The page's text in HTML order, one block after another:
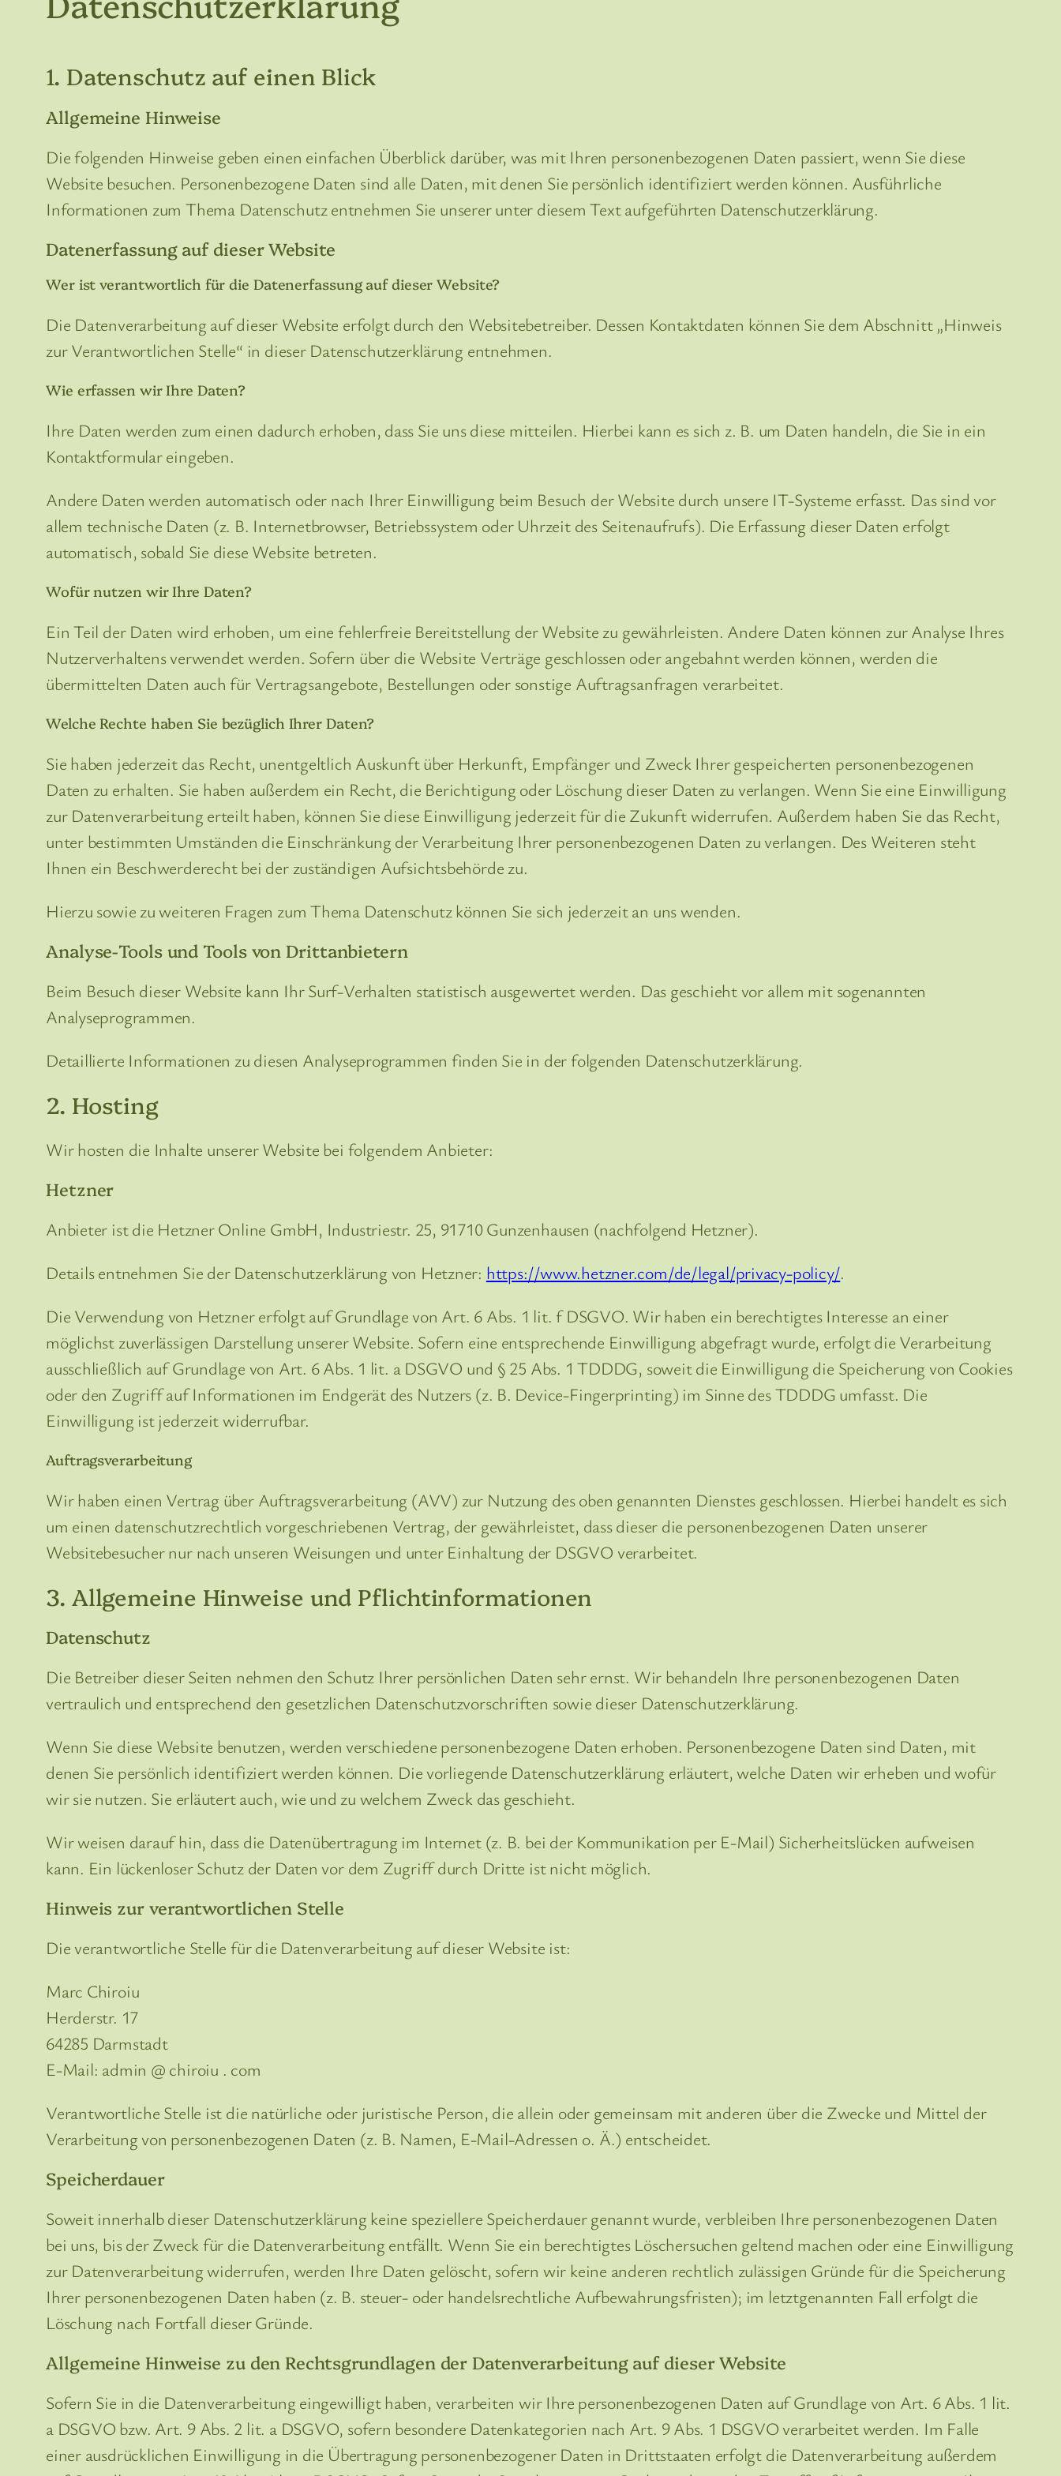
1. Datenschutz auf einen Blick
Allgemeine Hinweise
Die folgenden Hinweise geben einen einfachen Überblick darüber, was mit Ihren personenbezogenen Daten passiert, wenn Sie diese
Website besuchen. Personenbezogene Daten sind alle Daten, mit denen Sie persönlich identifiziert werden können. Ausführliche
Informationen zum Thema Datenschutz entnehmen Sie unserer unter diesem Text aufgeführten Datenschutzerklärung.
Datenerfassung auf dieser Website
Wer ist verantwortlich für die Datenerfassung auf dieser Website?
Die Datenverarbeitung auf dieser Website erfolgt durch den Websitebetreiber. Dessen Kontaktdaten können Sie dem Abschnitt „Hinweis
zur Verantwortlichen Stelle“ in dieser Datenschutzerklärung entnehmen.
Wie erfassen wir Ihre Daten?
Ihre Daten werden zum einen dadurch erhoben, dass Sie uns diese mitteilen. Hierbei kann es sich z. B. um Daten handeln, die Sie in ein
Kontaktformular eingeben.
Andere Daten werden automatisch oder nach Ihrer Einwilligung beim Besuch der Website durch unsere IT-Systeme erfasst. Das sind vor
allem technische Daten (z. B. Internetbrowser, Betriebssystem oder Uhrzeit des Seitenaufrufs). Die Erfassung dieser Daten erfolgt
automatisch, sobald Sie diese Website betreten.
Wofür nutzen wir Ihre Daten?
Ein Teil der Daten wird erhoben, um eine fehlerfreie Bereitstellung der Website zu gewährleisten. Andere Daten können zur Analyse Ihres
Nutzerverhaltens verwendet werden. Sofern über die Website Verträge geschlossen oder angebahnt werden können, werden die
übermittelten Daten auch für Vertragsangebote, Bestellungen oder sonstige Auftragsanfragen verarbeitet.
Welche Rechte haben Sie bezüglich Ihrer Daten?
Sie haben jederzeit das Recht, unentgeltlich Auskunft über Herkunft, Empfänger und Zweck Ihrer gespeicherten personenbezogenen
Daten zu erhalten. Sie haben außerdem ein Recht, die Berichtigung oder Löschung dieser Daten zu verlangen. Wenn Sie eine Einwilligung
zur Datenverarbeitung erteilt haben, können Sie diese Einwilligung jederzeit für die Zukunft widerrufen. Außerdem haben Sie das Recht,
unter bestimmten Umständen die Einschränkung der Verarbeitung Ihrer personenbezogenen Daten zu verlangen. Des Weiteren steht
Ihnen ein Beschwerderecht bei der zuständigen Aufsichtsbehörde zu.
Hierzu sowie zu weiteren Fragen zum Thema Datenschutz können Sie sich jederzeit an uns wenden.
Analyse-Tools und Tools von Dritt­anbietern
Beim Besuch dieser Website kann Ihr Surf-Verhalten statistisch ausgewertet werden. Das geschieht vor allem mit sogenannten
Analyseprogrammen.
Detaillierte Informationen zu diesen Analyseprogrammen finden Sie in der folgenden Datenschutzerklärung.
2. Hosting
Wir hosten die Inhalte unserer Website bei folgendem Anbieter:
Hetzner
Anbieter ist die Hetzner Online GmbH, Industriestr. 25, 91710 Gunzenhausen (nachfolgend Hetzner).
Details entnehmen Sie der Datenschutzerklärung von Hetzner: https://www.hetzner.com/de/legal/privacy-policy/.
Die Verwendung von Hetzner erfolgt auf Grundlage von Art. 6 Abs. 1 lit. f DSGVO. Wir haben ein berechtigtes Interesse an einer
möglichst zuverlässigen Darstellung unserer Website. Sofern eine entsprechende Einwilligung abgefragt wurde, erfolgt die Verarbeitung
ausschließlich auf Grundlage von Art. 6 Abs. 1 lit. a DSGVO und § 25 Abs. 1 TDDDG, soweit die Einwilligung die Speicherung von Cookies
oder den Zugriff auf Informationen im Endgerät des Nutzers (z. B. Device-Fingerprinting) im Sinne des TDDDG umfasst. Die
Einwilligung ist jederzeit widerrufbar.
Auftragsverarbeitung
Wir haben einen Vertrag über Auftragsverarbeitung (AVV) zur Nutzung des oben genannten Dienstes geschlossen. Hierbei handelt es sich
um einen datenschutzrechtlich vorgeschriebenen Vertrag, der gewährleistet, dass dieser die personenbezogenen Daten unserer
Websitebesucher nur nach unseren Weisungen und unter Einhaltung der DSGVO verarbeitet.
3. Allgemeine Hinweise und Pflicht­informationen
Datenschutz
Die Betreiber dieser Seiten nehmen den Schutz Ihrer persönlichen Daten sehr ernst. Wir behandeln Ihre personenbezogenen Daten
vertraulich und entsprechend den gesetzlichen Datenschutzvorschriften sowie dieser Datenschutzerklärung.
Wenn Sie diese Website benutzen, werden verschiedene personenbezogene Daten erhoben. Personenbezogene Daten sind Daten, mit
denen Sie persönlich identifiziert werden können. Die vorliegende Datenschutzerklärung erläutert, welche Daten wir erheben und wofür
wir sie nutzen. Sie erläutert auch, wie und zu welchem Zweck das geschieht.
Wir weisen darauf hin, dass die Datenübertragung im Internet (z. B. bei der Kommunikation per E-Mail) Sicherheitslücken aufweisen
kann. Ein lückenloser Schutz der Daten vor dem Zugriff durch Dritte ist nicht möglich.
Hinweis zur verantwortlichen Stelle
Die verantwortliche Stelle für die Datenverarbeitung auf dieser Website ist:
Marc Chiroiu
Herderstr. 17
64285 Darmstadt
E-Mail: admin @ chiroiu . com
Verantwortliche Stelle ist die natürliche oder juristische Person, die allein oder gemeinsam mit anderen über die Zwecke und Mittel der
Verarbeitung von personenbezogenen Daten (z. B. Namen, E-Mail-Adressen o. Ä.) entscheidet.
Speicherdauer
Soweit innerhalb dieser Datenschutzerklärung keine speziellere Speicherdauer genannt wurde, verbleiben Ihre personenbezogenen Daten
bei uns, bis der Zweck für die Datenverarbeitung entfällt. Wenn Sie ein berechtigtes Löschersuchen geltend machen oder eine Einwilligung
zur Datenverarbeitung widerrufen, werden Ihre Daten gelöscht, sofern wir keine anderen rechtlich zulässigen Gründe für die Speicherung
Ihrer personenbezogenen Daten haben (z. B. steuer- oder handelsrechtliche Aufbewahrungsfristen); im letztgenannten Fall erfolgt die
Löschung nach Fortfall dieser Gründe.
Allgemeine Hinweise zu den Rechtsgrundlagen der Datenverarbeitung auf dieser Website
Sofern Sie in die Datenverarbeitung eingewilligt haben, verarbeiten wir Ihre personenbezogenen Daten auf Grundlage von Art. 6 Abs. 1 lit.
a DSGVO bzw. Art. 9 Abs. 2 lit. a DSGVO, sofern besondere Datenkategorien nach Art. 9 Abs. 1 DSGVO verarbeitet werden. Im Falle
einer ausdrücklichen Einwilligung in die Übertragung personenbezogener Daten in Drittstaaten erfolgt die Datenverarbeitung außerdem